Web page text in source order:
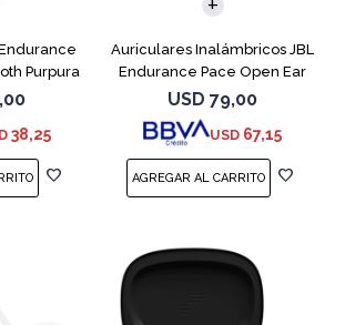
Purpura
38,25
Auriculares Inalámbricos JBL
Endurance Pace Open Ear
Purpura
USD 79,00
USD 67,15